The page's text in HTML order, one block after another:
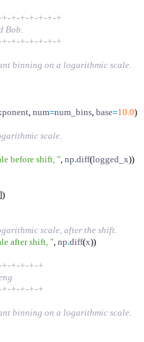
+-+-+-+-+-+
Bob.
+-+-+-+-+-+
binning on a logarithmic scale.
, num=num_bins, base=10.0)
scale.
before shift, ", np.diff(logged_x))
])
scale, after the shift.
after shift, ", np.diff(x))
+-+-+-+
+-+-+-+
binning on a logarithmic scale.